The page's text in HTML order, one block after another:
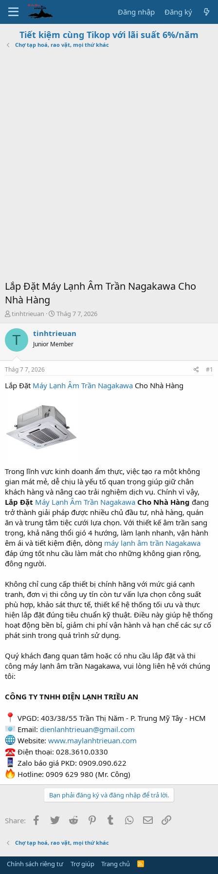
Đăng nhập Đăng ký
Tiết kiệm cùng Tikop với lãi suất 6%/năm
Chợ tạp hoá, rao vặt, mọi thứ khác
Lắp Đặt Máy Lạnh Âm Trần Nagakawa Cho
Nhà Hàng
T
r
a
s
t
a
r
tinhtrieuan
S
a
t
e
Thág 7 7, 2026
T tinhtrieuan
Junior Member
Thág 7 7, 2026 #1
Lắp Đặt Máy Lạnh Âm Trần Nagakawa Cho Nhà Hàng
Trong lĩnh vực kinh doanh ẩm thực, việc tạo ra một không
gian mát mẻ, dễ chịu là yếu tố quan trọng giúp giữ chân
khách hàng và nâng cao trải nghiệm dịch vụ. Chính vì vậy,
Lắp Đặt Máy Lạnh Âm Trần Nagakawa Cho Nhà Hàng đang
trở thành giải pháp được nhiều chủ đầu tư, nhà hàng, quán
ăn và trung tâm tiệc cưới lựa chọn. Với thiết kế âm trần sang
trọng, khả năng thổi gió 4 hướng, làm lạnh nhanh, vận hành
êm ái và tiết kiệm điện, dòng máy lạnh âm trần Nagakawa
đáp ứng tốt nhu cầu làm mát cho những không gian rộng,
đông người.
Không chỉ cung cấp thiết bị chính hãng với mức giá cạnh
tranh, đơn vị thi công uy tín còn tư vấn lựa chọn công suất
phù hợp, khảo sát thực tế, thiết kế hệ thống tối ưu và thực
hiện lắp đặt đúng tiêu chuẩn kỹ thuật. Điều này giúp hệ thống
hoạt động bền bỉ, giảm chi phí vận hành và hạn chế các sự cố
phát sinh trong quá trình sử dụng.
Quý khách đang quan tâm hoặc có nhu cầu lắp đặt và thi
công máy lạnh âm trần Nagakawa, vui lòng liên hệ với chúng
tôi:
CÔNG TY TNHH ĐIỆN LẠNH TRIỀU AN
VPGD: 403/38/55 Trần Thị Năm - P. Trung Mỹ Tây - HCM
Email: dienlanhtrieuan@gmail.com
Website: www.maylanhtrieuan.com
Điện thoại: 028.3610.0330
Zalo báo giá PKD: 0909.090.622
Hotline: 0909 629 980 (Mr. Công)
Bạn phải đăng ký và đăng nhập để trả lời.
Share: Facebook
Twitter Reddit PinterestTumblr WhatsApp
Email
Chợ tạp hoá, rao vặt, mọi thứ khác
Chính sách riêng tư Trợ giúp Trang chủ
R